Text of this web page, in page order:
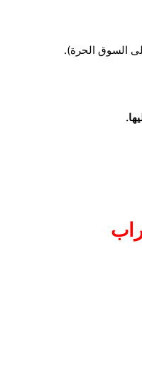
السوق الحرة).